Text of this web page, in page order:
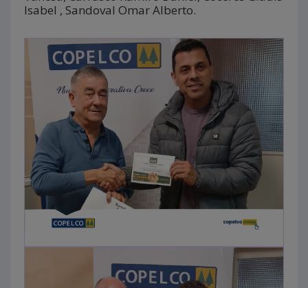
Isabel , Sandoval Omar Alberto.